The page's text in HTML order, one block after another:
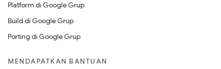
Platform di Google Grup
Build di Google Grup
Porting di Google Grup
MENDAPATKAN BANTUAN